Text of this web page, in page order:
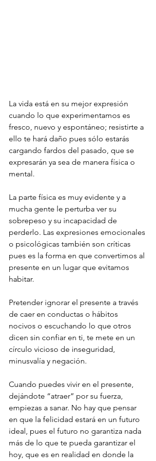
La vida está en su mejor expresión
cuando lo que experimentamos es
fresco, nuevo y espontáneo; resistirte a
ello te hará daño pues sólo estarás
cargando fardos del pasado, que se
expresarán ya sea de manera física o
mental.
La parte física es muy evidente y a
mucha gente le perturba ver su
sobrepeso y su incapacidad de
perderlo. Las expresiones emocionales
o psicológicas también son críticas
pues es la forma en que convertimos al
presente en un lugar que evitamos
habitar.
Pretender ignorar el presente a través
de caer en conductas o hábitos
nocivos o escuchando lo que otros
dicen sin confiar en ti, te mete en un
círculo vicioso de inseguridad,
minusvalía y negación.
Cuando puedes vivir en el presente,
dejándote “atraer” por su fuerza,
empiezas a sanar. No hay que pensar
en que la felicidad estará en un futuro
ideal, pues el futuro no garantiza nada
más de lo que te pueda garantizar el
hoy, que es en realidad en donde la